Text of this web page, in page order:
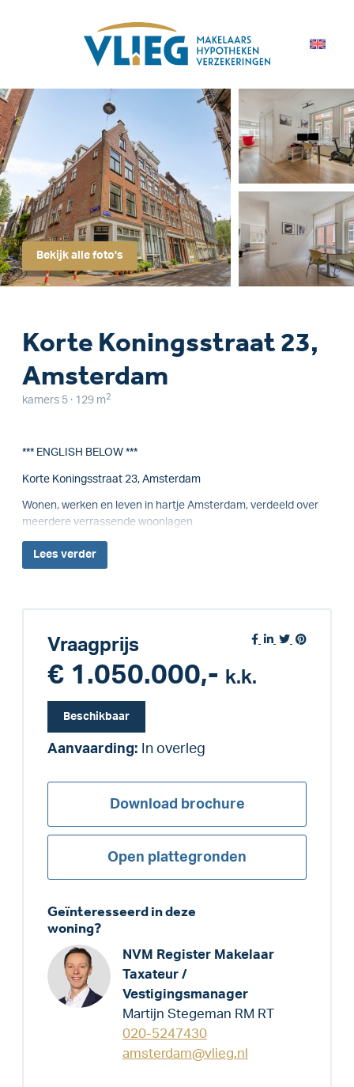
Bekijk alle foto's
Korte Koningsstraat 23,
Amsterdam
kamers 5 · 129 m 2
*** ENGLISH BELOW ***
Korte Koningsstraat 23, Amsterdam
Wonen, werken en leven in hartje Amsterdam, verdeeld over
meerdere verrassende woonlagen
Lees verder
Vraagprijs
€ 1.050.000,- k.k.
Beschikbaar
Aanvaarding: In overleg
Download brochure
Open plattegronden
Geïnteresseerd in deze
woning?
NVM Register Makelaar
Taxateur /
Vestigingsmanager
Martijn Stegeman RM RT
020-5247430
amsterdam@vlieg.nl